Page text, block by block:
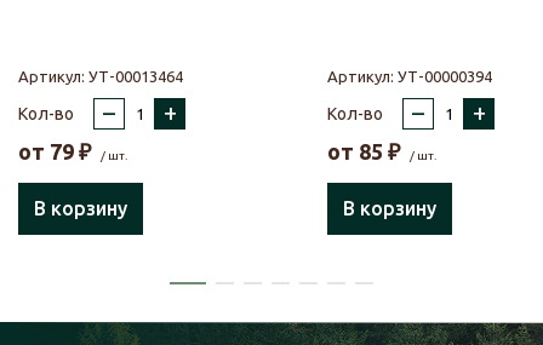
Артикул: УТ-00013464
Кол-во – +
от 79 ₽ / шт.
В корзину
Артикул: УТ-00000394
Кол-во – +
от 85 ₽ / шт.
В корзину